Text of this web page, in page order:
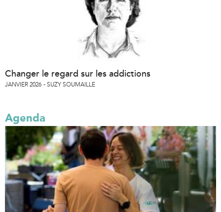
Changer le regard sur les addictions
JANVIER 2026 SUZY SOUMAILLE
Agenda